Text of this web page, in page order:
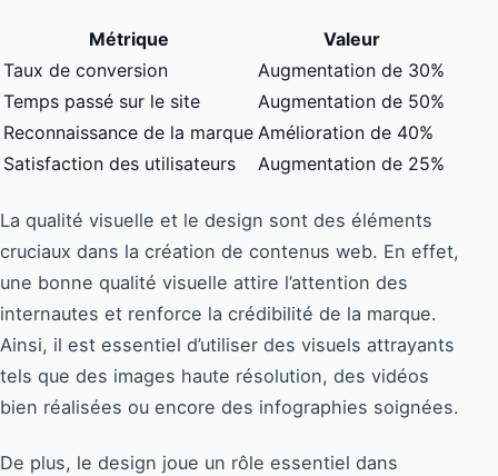
Métrique
Valeur
Taux de conversion
Augmentation de 30%
Temps passé sur le site
Augmentation de 50%
Reconnaissance de la marque Amélioration de 40%
Satisfaction des utilisateurs
Augmentation de 25%
La qualité visuelle et le design sont des éléments
cruciaux dans la création de contenus web. En effet,
une bonne qualité visuelle attire l’attention des
internautes et renforce la crédibilité de la marque.
Ainsi, il est essentiel d’utiliser des visuels attrayants
tels que des images haute résolution, des vidéos
bien réalisées ou encore des infographies soignées.
De plus, le design joue un rôle essentiel dans